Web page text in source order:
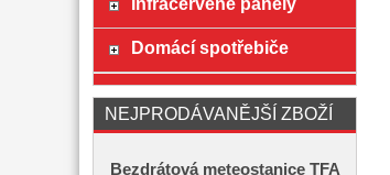
Domácí spotřebiče
NEJPRODÁVANĚJŠÍ ZBOŽÍ
Bezdrátová meteostanice TFA